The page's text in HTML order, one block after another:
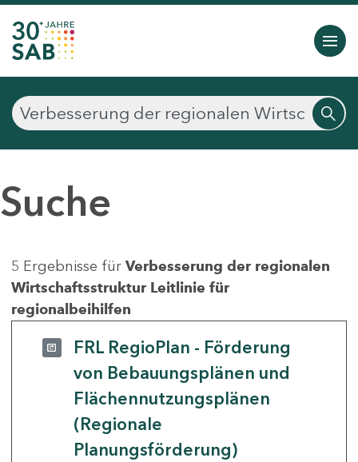
Suche
5 Ergebnisse für Verbesserung der regionalen
Wirtschaftsstruktur Leitlinie für
regionalbeihilfen
FRL RegioPlan - Förderung
von Bebauungsplänen und
Flächennutzungsplänen
(Regionale
Planungsförderung)